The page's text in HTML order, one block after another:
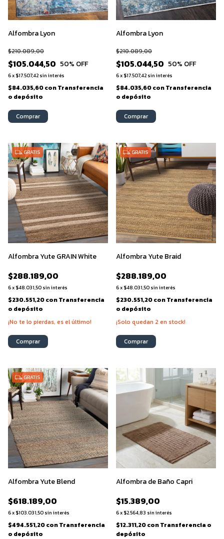
Alfombra Lyon
$105.044,50
$210.089,00
50% OFF
6x $17.507,42 sin interés
$84.035,60conTransferencia
o depósito
Comprar
Alfombra Lyon
$105.044,50
$210.089,00
50% OFF
6x $17.507,42 sin interés
$84.035,60conTransferencia
o depósito
Comprar
GRATIS
Alfombra Yute GRAIN White
$288.189,00
6x $48.031,50 sin interés
$230.551,20conTransferencia
o depósito
¡No te lo pierdas, es el último!
Comprar
GRATIS
Alfombra Yute Braid
$288.189,00
6x $48.031,50 sin interés
$230.551,20conTransferencia
o depósito
¡Solo quedan 2 en stock!
Comprar
GRATIS
Alfombra Yute Blend
$618.189,00
6x $103.031,50 sin interés
$494.551,20conTransferencia
o depósito
Alfombra de Baño Capri
$15.389,00
6x $2.564,83 sin interés
$12.311,20conTransferencia o
depósito